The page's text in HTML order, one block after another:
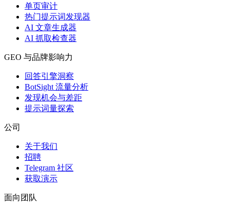
单页审计
热门提示词发现器
AI 文章生成器
AI 抓取检查器
GEO 与品牌影响力
回答引擎洞察
BotSight 流量分析
发现机会与差距
提示词量探索
公司
关于我们
招聘
Telegram 社区
获取演示
面向团队